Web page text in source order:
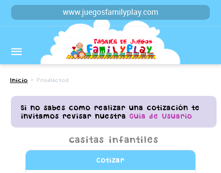
www.juegosfamilyplay.com
Inicio > Productos
Si no sabes como realizar una cotización te
invitamos revisar nuestra Guia de Usuario
casitas infantiles
Cotizar